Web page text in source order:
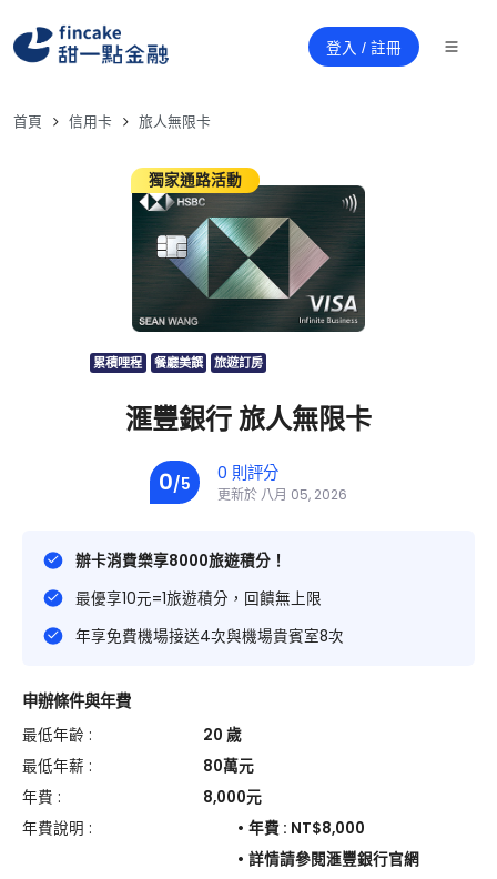
登入 / 註冊
首頁 信用卡 旅人無限卡
獨家通路活動
累積哩程 餐廳美饌 旅遊訂房
滙豐銀行 旅人無限卡
0/5
0 則評分
更新於 八月 05, 2026
辦卡消費樂享8000旅遊積分！
最優享10元=1旅遊積分，回饋無上限
年享免費機場接送4次與機場貴賓室8次
申辦條件與年費
最低年齡 : 20歲
最低年薪 :
80萬元
年費 :
8,000元
年費說明 :
年費 : NT$8,000
詳情請參閱滙豐銀行官網